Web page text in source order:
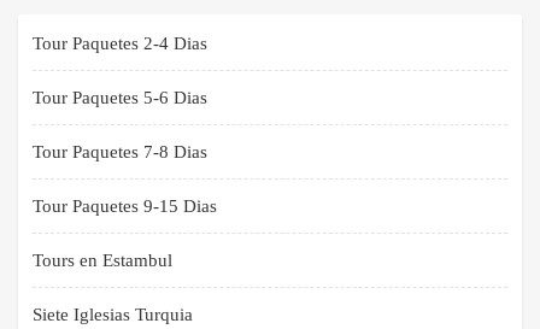
Tour Paquetes 2-4 Dias
Tour Paquetes 5-6 Dias
Tour Paquetes 7-8 Dias
Tour Paquetes 9-15 Dias
Tours en Estambul
Siete Iglesias Turquia